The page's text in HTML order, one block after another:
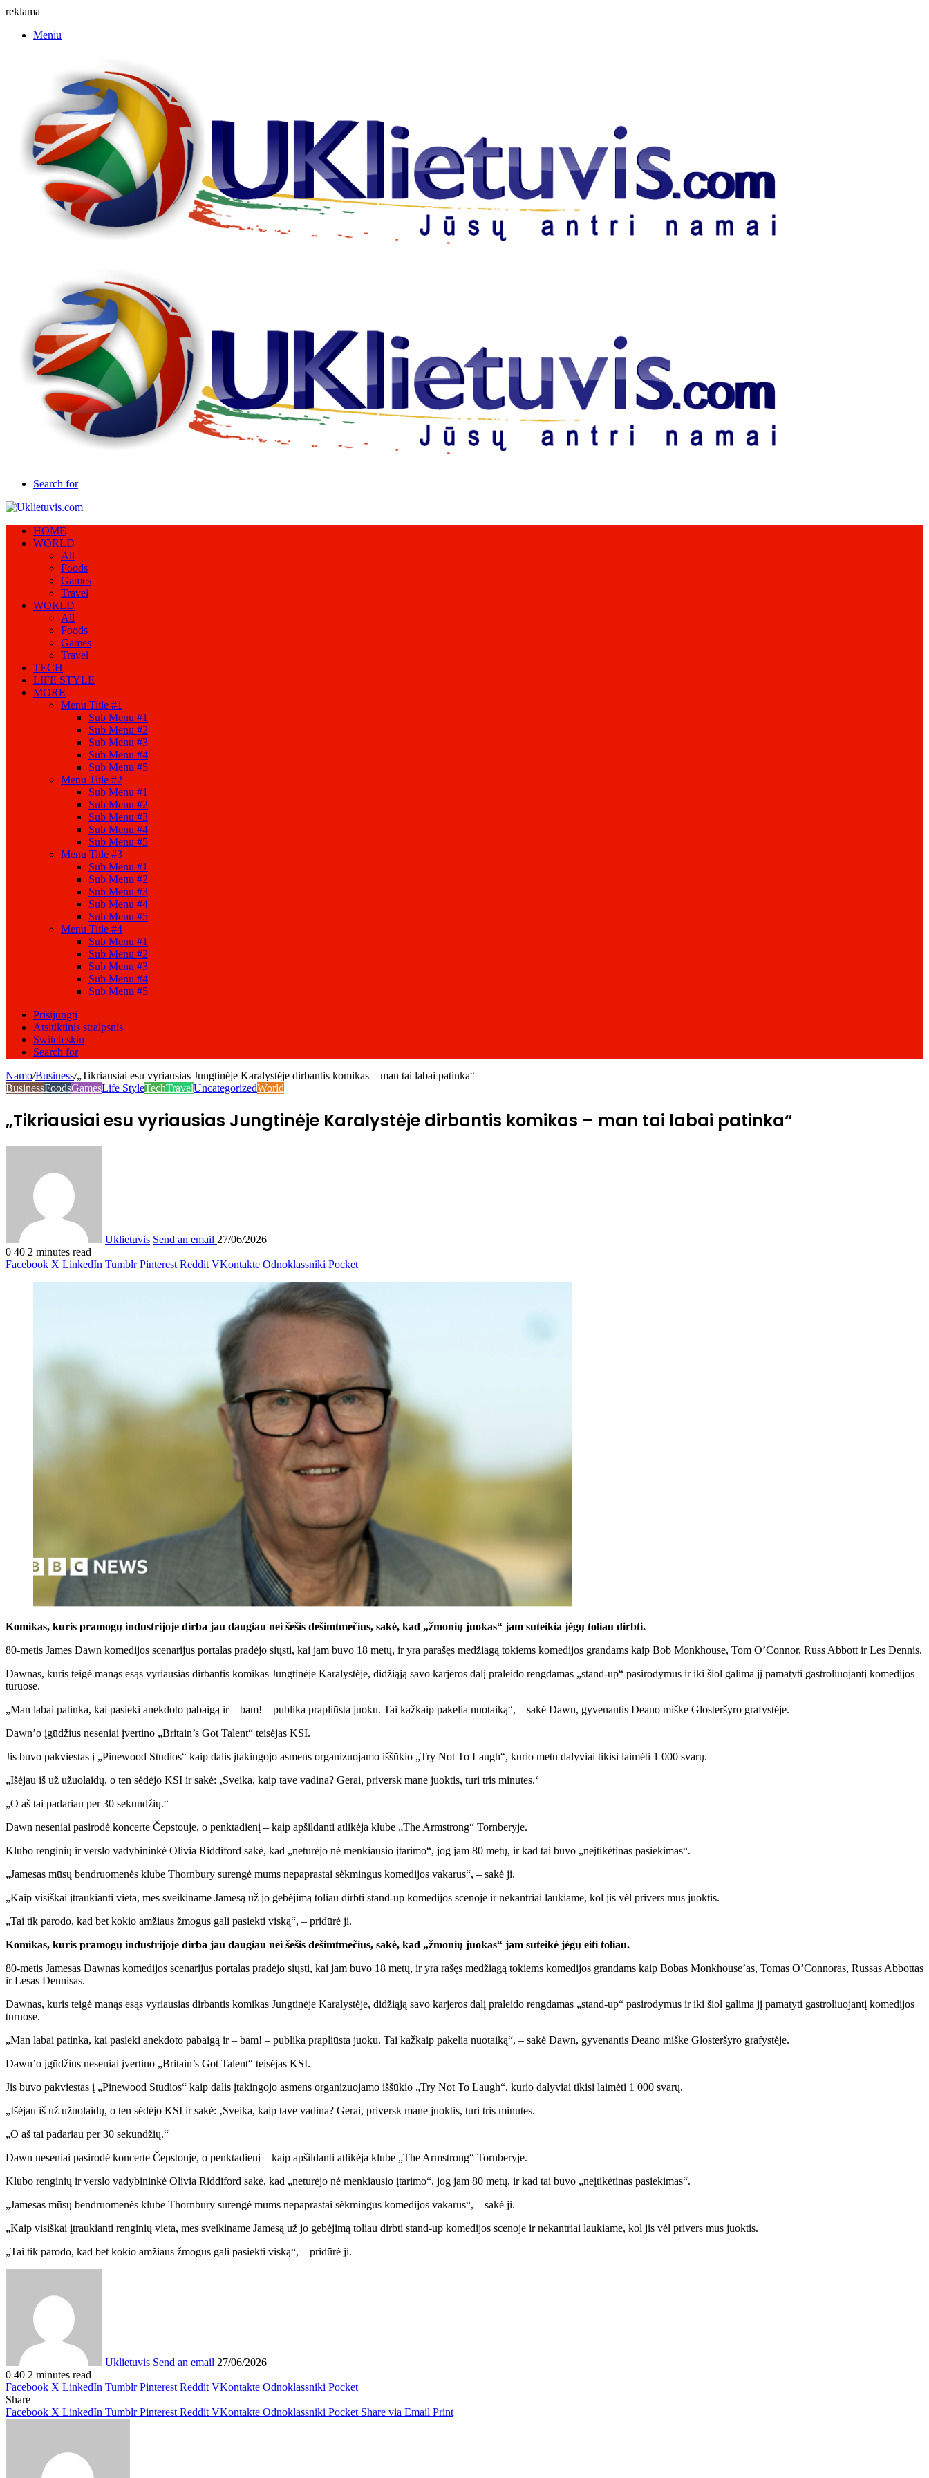
reklama
Meniu
Search for
HOME
WORLD
All
Foods
Games
Travel
WORLD
All
Foods
Games
Travel
TECH
LIFE STYLE
MORE
Menu Title #1
Sub Menu #1
Sub Menu #2
Sub Menu #3
Sub Menu #4
Sub Menu #5
Menu Title #2
Sub Menu #1
Sub Menu #2
Sub Menu #3
Sub Menu #4
Sub Menu #5
Menu Title #3
Sub Menu #1
Sub Menu #2
Sub Menu #3
Sub Menu #4
Sub Menu #5
Menu Title #4
Sub Menu #1
Sub Menu #2
Sub Menu #3
Sub Menu #4
Sub Menu #5
Prisijungti
Atsitiktinis straipsnis
Switch skin
Search for
Namo/Business/„Tikriausiai esu vyriausias Jungtinėje Karalystėje dirbantis komikas – man tai labai patinka“
BusinessFoodsGamesLife StyleTechTravelUncategorizedWorld
„Tikriausiai esu vyriausias Jungtinėje Karalystėje dirbantis komikas – man tai labai patinka“
Uklietuvis Send an email 27/06/2026
0 40 2 minutes read
Facebook X LinkedIn Tumblr Pinterest Reddit VKontakte Odnoklassniki Pocket
Komikas, kuris pramogų industrijoje dirba jau daugiau nei šešis dešimtmečius, sakė, kad „žmonių juokas“ jam suteikia jėgų toliau dirbti.
80-metis James Dawn komedijos scenarijus portalas pradėjo siųsti, kai jam buvo 18 metų, ir yra parašęs medžiagą tokiems komedijos grandams kaip Bob Monkhouse, Tom O’Connor, Russ Abbott ir Les Dennis.
Dawnas, kuris teigė manąs esąs vyriausias dirbantis komikas Jungtinėje Karalystėje, didžiąją savo karjeros dalį praleido rengdamas „stand-up“ pasirodymus ir iki šiol galima jį pamatyti gastroliuojantį komedijos
turuose.
„Man labai patinka, kai pasieki anekdoto pabaigą ir – bam! – publika prapliūsta juoku. Tai kažkaip pakelia nuotaiką“, – sakė Dawn, gyvenantis Deano miške Glosteršyro grafystėje.
Dawn’o įgūdžius neseniai įvertino „Britain’s Got Talent“ teisėjas KSI.
Jis buvo pakviestas į „Pinewood Studios“ kaip dalis įtakingojo asmens organizuojamo iššūkio „Try Not To Laugh“, kurio metu dalyviai tikisi laimėti 1 000 svarų.
„Išėjau iš už užuolaidų, o ten sėdėjo KSI ir sakė: ‚Sveika, kaip tave vadina? Gerai, priversk mane juoktis, turi tris minutes.‘
„O aš tai padariau per 30 sekundžių.“
Dawn neseniai pasirodė koncerte Čepstouje, o penktadienį – kaip apšildanti atlikėja klube „The Armstrong“ Tornberyje.
Klubo renginių ir verslo vadybininkė Olivia Riddiford sakė, kad „neturėjo nė menkiausio įtarimo“, jog jam 80 metų, ir kad tai buvo „neįtikėtinas pasiekimas“.
„Jamesas mūsų bendruomenės klube Thornbury surengė mums nepaprastai sėkmingus komedijos vakarus“, – sakė ji.
„Kaip visiškai įtraukianti vieta, mes sveikiname Jamesą už jo gebėjimą toliau dirbti stand-up komedijos scenoje ir nekantriai laukiame, kol jis vėl privers mus juoktis.
„Tai tik parodo, kad bet kokio amžiaus žmogus gali pasiekti viską“, – pridūrė ji.
Komikas, kuris pramogų industrijoje dirba jau daugiau nei šešis dešimtmečius, sakė, kad „žmonių juokas“ jam suteikė jėgų eiti toliau.
80-metis Jamesas Dawnas komedijos scenarijus portalas pradėjo siųsti, kai jam buvo 18 metų, ir yra rašęs medžiagą tokiems komedijos grandams kaip Bobas Monkhouse’as, Tomas O’Connoras, Russas Abbottas
ir Lesas Dennisas.
Dawnas, kuris teigė manąs esąs vyriausias dirbantis komikas Jungtinėje Karalystėje, didžiąją savo karjeros dalį praleido rengdamas „stand-up“ pasirodymus ir iki šiol galima jį pamatyti gastroliuojantį komedijos
turuose.
„Man labai patinka, kai pasieki anekdoto pabaigą ir – bam! – publika prapliūsta juoku. Tai kažkaip pakelia nuotaiką“, – sakė Dawn, gyvenantis Deano miške Glosteršyro grafystėje.
Dawn’o įgūdžius neseniai įvertino „Britain’s Got Talent“ teisėjas KSI.
Jis buvo pakviestas į „Pinewood Studios“ kaip dalis įtakingojo asmens organizuojamo iššūkio „Try Not To Laugh“, kurio dalyviai tikisi laimėti 1 000 svarų.
„Išėjau iš už užuolaidų, o ten sėdėjo KSI ir sakė: ‚Sveika, kaip tave vadina? Gerai, priversk mane juoktis, turi tris minutes.
„O aš tai padariau per 30 sekundžių.“
Dawn neseniai pasirodė koncerte Čepstouje, o penktadienį – kaip apšildanti atlikėja klube „The Armstrong“ Tornberyje.
Klubo renginių ir verslo vadybininkė Olivia Riddiford sakė, kad „neturėjo nė menkiausio įtarimo“, jog jam 80 metų, ir kad tai buvo „neįtikėtinas pasiekimas“.
„Jamesas mūsų bendruomenės klube Thornbury surengė mums nepaprastai sėkmingus komedijos vakarus“, – sakė ji.
„Kaip visiškai įtraukianti renginių vieta, mes sveikiname Jamesą už jo gebėjimą toliau dirbti stand-up komedijos scenoje ir nekantriai laukiame, kol jis vėl privers mus juoktis.
„Tai tik parodo, kad bet kokio amžiaus žmogus gali pasiekti viską“, – pridūrė ji.
Uklietuvis Send an email 27/06/2026
0 40 2 minutes read
Facebook X LinkedIn Tumblr Pinterest Reddit VKontakte Odnoklassniki Pocket
Share
Facebook X LinkedIn Tumblr Pinterest Reddit VKontakte Odnoklassniki Pocket Share via Email Print